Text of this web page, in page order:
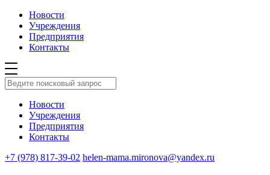
Новости
Учреждения
Предприятия
Контакты
Новости
Учреждения
Предприятия
Контакты
+7 (978) 817-39-02 helen-mama.mironova@yandex.ru